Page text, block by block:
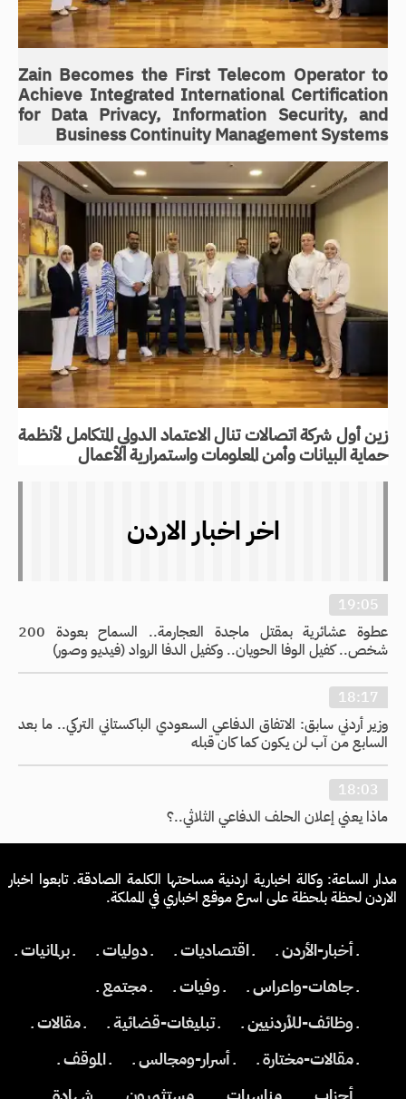
Zain Becomes the First Telecom Operator to
Achieve Integrated International Certification
for Data Privacy, Information Security, and
Business Continuity Management Systems
زين أول شركة اتصالات تنال الاعتماد الدولي المتكامل لأنظمة
حماية البيانات وأمن المعلومات واستمرارية الأعمال
اخر اخبار الاردن
19:05
عطوة عشائرية بمقتل ماجدة العجارمة.. السماح بعودة 200
شخص.. كفيل الوفا الحويان.. وكفيل الدفا الرواد (فيديو وصور)
18:17
وزير أردني سابق: الاتفاق الدفاعي السعودي الباكستاني التركي.. ما بعد
السابع من آب لن يكون كما كان قبله
18:03
ماذا يعني إعلان الحلف الدفاعي الثلاثي..؟
مدار الساعة: وكالة اخبارية اردنية مساحتها الكلمة الصادقة. تابعوا اخبار
الاردن لحظة بلحظة على اسرع موقع اخباري في المملكة.
ـ أخبار-الأردن ـ ـ اقتصاديات ـ ـ دوليات ـ
ـ برلمانيات ـ
ـ جاهات-واعراس ـ
ـ وفيات ـ
ـ مجتمع ـ
ـ وظائف-للأردنيين ـ
ـ تبليغات-قضائية ـ
ـ مقالات ـ
ـ مقالات-مختارة ـ
ـ أسرار-ومجالس ـ
ـ الموقف ـ